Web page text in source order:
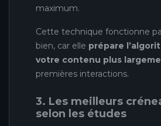
maximum.
Cette technique fonctionne
bien, car elle prépare
votre contenu plus
premières interactions.
3. Les meilleurs
selon les études